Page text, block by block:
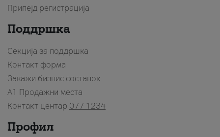
Припејд регистрација
Поддршка
Секција за поддршка
Контакт форма
Закажи бизнис состанок
A1 Продажни места
Контакт центар 077 1234
Профил